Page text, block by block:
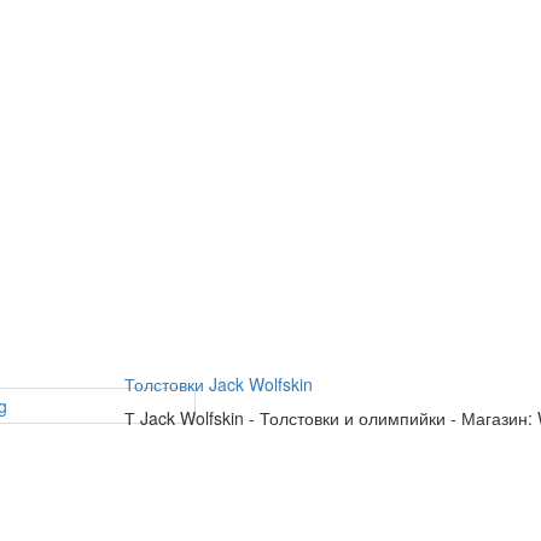
Толстовки Jack Wolfskin
ТJack Wolfskin - Толстовки и олимпийки - Магазин: